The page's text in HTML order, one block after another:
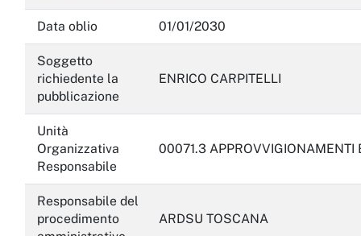
Data oblio 01/01/2030
Soggetto
richiedente la
pubblicazione
ENRICO CARPITELLI
Unità
Organizzativa
Responsabile
00071.3 APPROVVIGIONAMENTI
Responsabile del
procedimento
ARDSU TOSCANA